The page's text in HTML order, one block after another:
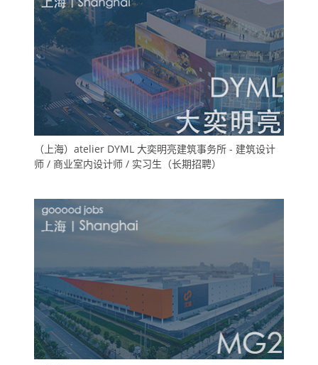
（上海）atelier DYML 大奕明亮建筑事务所 - 建筑设计
师 / 商业室内设计师 / 实习生（长期招聘）